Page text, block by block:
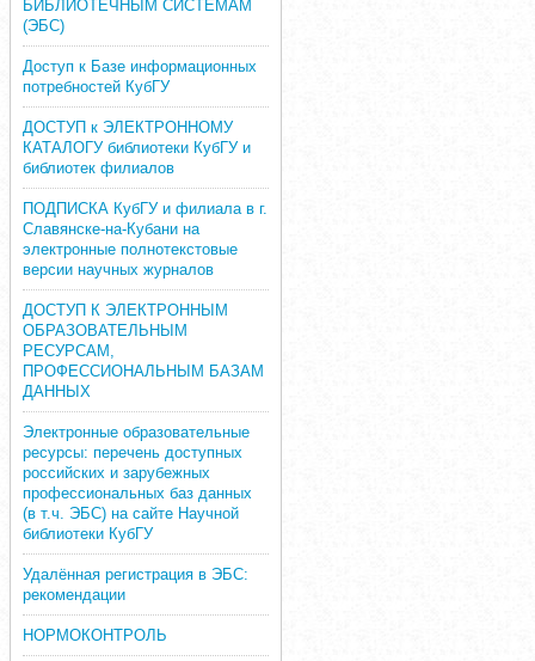
БИБЛИОТЕЧНЫМ СИСТЕМАМ
(ЭБС)
Доступ к Базе информационных
потребностей КубГУ
ДОСТУП к ЭЛЕКТРОННОМУ
КАТАЛОГУ библиотеки КубГУ и
библиотек филиалов
ПОДПИСКА КубГУ и филиала в г.
Славянске-на-Кубани на
электронные полнотекстовые
версии научных журналов
ДОСТУП К ЭЛЕКТРОННЫМ
ОБРАЗОВАТЕЛЬНЫМ
РЕСУРСАМ,
ПРОФЕССИОНАЛЬНЫМ БАЗАМ
ДАННЫХ
Электронные образовательные
ресурсы: перечень доступных
российских и зарубежных
профессиональных баз данных
(в т.ч. ЭБС) на сайте Научной
библиотеки КубГУ
Удалённая регистрация в ЭБС:
рекомендации
НОРМОКОНТРОЛЬ